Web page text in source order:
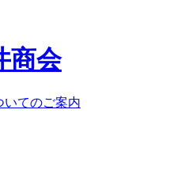
いてのご案内